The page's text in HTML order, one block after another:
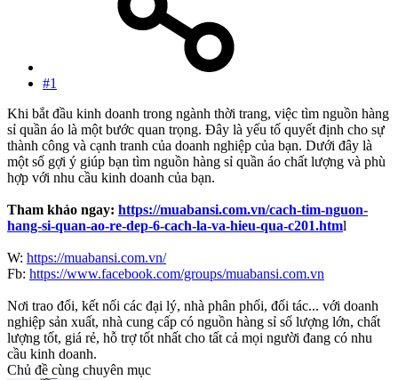
#1
Khi bắt đầu kinh doanh trong ngành thời trang, việc tìm nguồn hàng
sỉ quần áo là một bước quan trọng. Đây là yếu tố quyết định cho sự
thành công và cạnh tranh của doanh nghiệp của bạn. Dưới đây là
một số gợi ý giúp bạn tìm nguồn hàng sỉ quần áo chất lượng và phù
hợp với nhu cầu kinh doanh của bạn.
Tham khảo ngay: https://muabansi.com.vn/cach-tim-nguon-
hang-si-quan-ao-re-dep-6-cach-la-va-hieu-qua-c201.html
W: https://muabansi.com.vn/
Fb: https://www.facebook.com/groups/muabansi.com.vn
Nơi trao đổi, kết nối các đại lý, nhà phân phối, đối tác... với doanh
nghiệp sản xuất, nhà cung cấp có nguồn hàng sỉ số lượng lớn, chất
lượng tốt, giá rẻ, hỗ trợ tốt nhất cho tất cả mọi người đang có nhu
cầu kinh doanh.
Chủ đề cùng chuyên mục